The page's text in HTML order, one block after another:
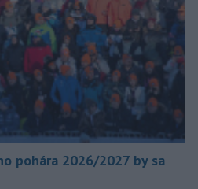
pohára 2026/2027 by sa